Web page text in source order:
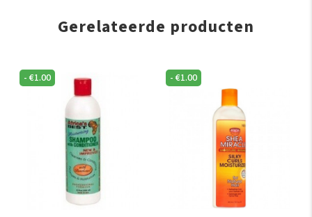
Gerelateerde producten
-€1.00 -€1.00